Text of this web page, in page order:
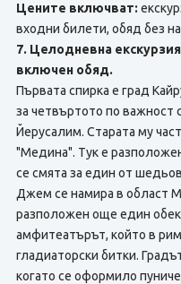
Цените включват:
входни билети, обяд без
7. Целодневна
включен обяд.
Първата спирка е град
за четвъртото по
Йерусалим. Старата му
"Медина". Тук е
се смята за един от
Джем се намира в област
разположен още един
амфитеатърът, който в
гладиаторски битки.
когато се оформило